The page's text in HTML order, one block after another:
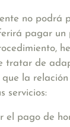
no podrá
pagar un
tratar de
la
servicios:
el pago de